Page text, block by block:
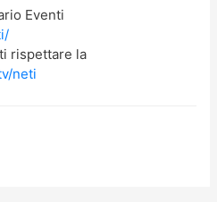
Eventi
rispettare la
neti